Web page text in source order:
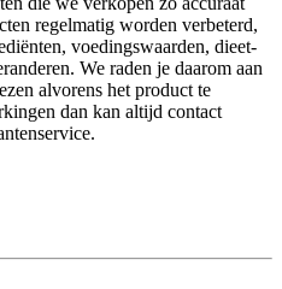
regelmatig worden verbeterd,
voedingswaarden, dieet-
We raden je daarom aan
alvorens het product te
dan kan altijd contact